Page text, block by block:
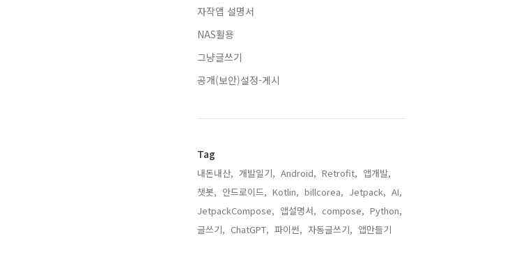
자작앱 설명서
NAS활용
그냥글쓰기
공개(보안)설정-게시
Tag
내돈내산, 개발일기, Android, Retrofit, 앱개발,
챗봇, 안드로이드, Kotlin, billcorea, Jetpack, AI,
JetpackCompose, 앱설명서, compose, Python,
글쓰기, ChatGPT, 파이썬, 자동글쓰기, 앱만들기,